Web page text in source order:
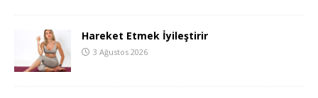
Hareket Etmek İyileştirir
3 Ağustos 2026